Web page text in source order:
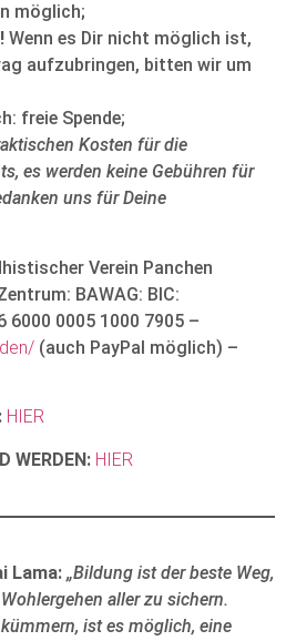
möglich;
Wenn es Dir nicht möglich ist,
aufzubringen, bitten wir um
freie Spende;
Kosten für die
es werden keine Gebühren für
uns für Deine
Verein Panchen
BAWAG: BIC:
6000 0005 1000 7905 –
(auch PayPal möglich) –
HIER
WERDEN: HIER
Lama: „Bildung ist der beste Weg,
aller zu sichern.
ist es möglich, eine